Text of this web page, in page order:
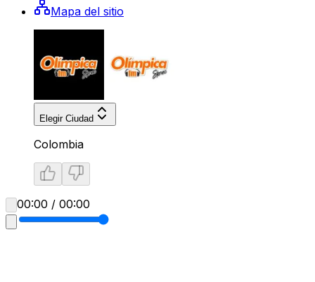
Mapa del sitio
Elegir Ciudad
Colombia
00:00 / 00:00